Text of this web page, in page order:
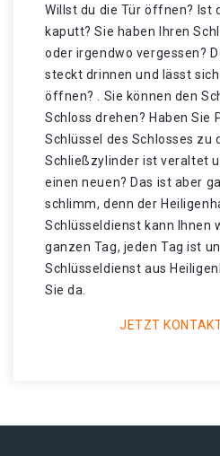
Willst du die Tür öffnen? Ist
kaputt? Sie haben Ihren
oder irgendwo vergessen?
steckt drinnen und lässt
öffnen? . Sie können den
Schloss drehen? Haben Sie
Schlüssel des Schlosses zu
Schließzylinder ist veraltet
einen neuen? Das ist aber
schlimm, denn der
Schlüsseldienst kann Ihnen
ganzen Tag, jeden Tag ist
Schlüsseldienst aus
Sie da.
JETZT